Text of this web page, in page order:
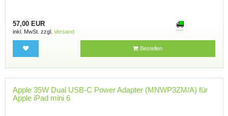
57,00 EUR
inkl. MwSt. zzgl. Versand
Bestellen
Apple 35W Dual USB-C Power Adapter (MNWP3ZM/A) für
Apple iPad mini 6